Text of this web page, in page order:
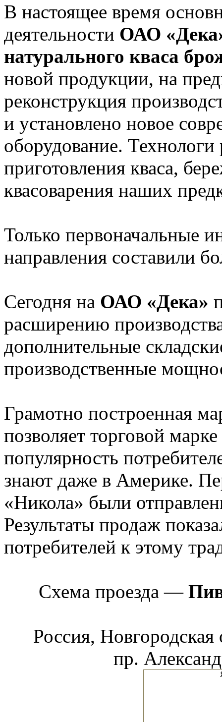
В настоящее время
деятельности ОАО
натурального кваса
новой продукции, на
реконструкция
и установлено новое
оборудование.
приготовления кваса,
квасоварения наших
Только первоначальные
направления составили
Сегодня на ОАО «Дека»
расширению
дополнительные
производственные
Грамотно построенная
позволяет торговой
популярность
знают даже в Америке.
«Никола» были
Результаты продаж
потребителей к этому
Схема проезда —
Россия,
пр.